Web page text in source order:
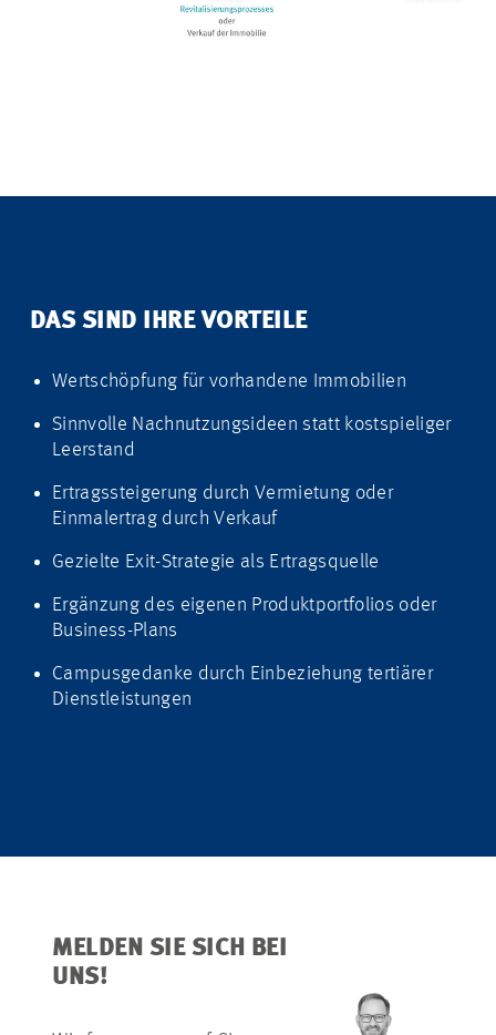
DAS SIND IHRE VORTEILE
Wertschöpfung für vorhandene Immobilien
Sinnvolle Nachnutzungsideen statt kostspieliger
Leerstand
Ertragssteigerung durch Vermietung oder
Einmalertrag durch Verkauf
Gezielte Exit-Strategie als Ertragsquelle
Ergänzung des eigenen Produktportfolios oder
Business-Plans
Campusgedanke durch Einbeziehung tertiärer
Dienstleistungen
MELDEN SIE SICH BEI
UNS!